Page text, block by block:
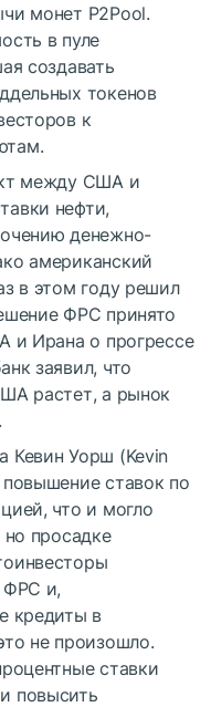
монет P2Pool.
в пуле
создавать
токенов
к
между США и
нефти,
денежно-
американский
в этом году решил
ФРС принято
и Ирана о прогрессе
заявил, что
растет, а рынок
Кевин Уорш (Kevin
ставок по
что и могло
просадке
ФРС и,
кредиты в
не произошло.
ставки
повысить